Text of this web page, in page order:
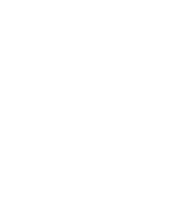
22 inciso segundo del Código del
de trabajo?